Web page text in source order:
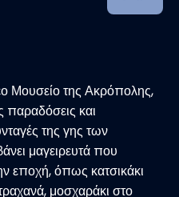
Μουσείο της Ακρόπολης,
παραδόσεις και
της γης των
μαγειρευτά που
εποχή, όπως κατσικάκι
μοσχαράκι στο